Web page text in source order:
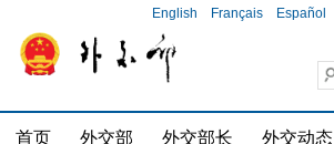
English Français Español
首页 外交部 外交部长 外交动态